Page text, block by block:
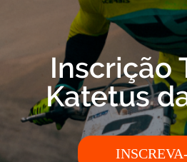
Inscrição
Katetus